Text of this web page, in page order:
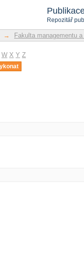
Repozitář
→ Fakulta managementu
W X Y Z